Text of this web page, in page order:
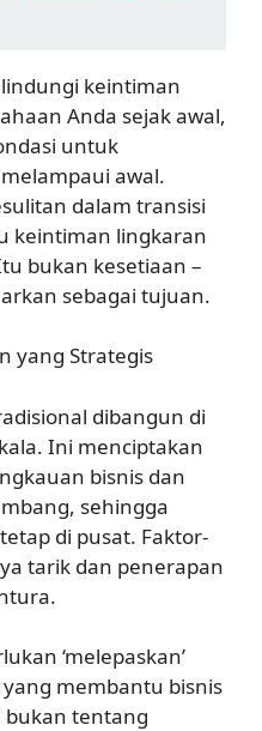
keintiman
Anda sejak awal,
untuk
awal.
dalam transisi
keintiman lingkaran
bukan kesetiaan –
sebagai tujuan.
yang Strategis
dibangun di
Ini menciptakan
bisnis dan
sehingga
di pusat. Faktor-
tarik dan penerapan
‘melepaskan’
membantu bisnis
bukan tentang